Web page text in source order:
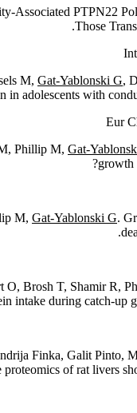
Associated PTPN22
Those
M, Gat-Yablonski G,
in adolescents with
Eur
Phillip M, Gat-
growth
M, Gat-Yablonski G.
O, Brosh T, Shamir R,
intake during catch-up
Finka, Galit Pinto,
of rat livers